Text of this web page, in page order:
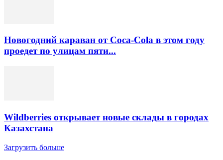
Новогодний караван от Coca-Cola в этом году
проедет по улицам пяти...
Wildberries открывает новые склады в городах
Казахстана
Загрузить больше